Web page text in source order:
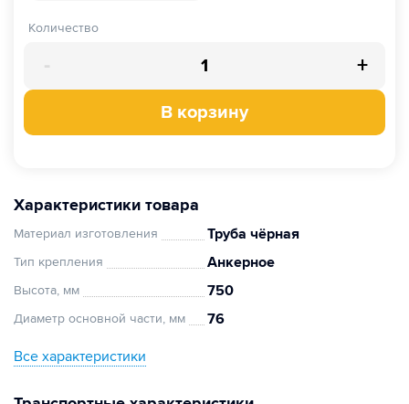
Количество
- +
В корзину
Характеристики товара
Материал изготовления Труба чёрная
Тип крепления Анкерное
Высота, мм 750
Диаметр основной части, мм 76
Все характеристики